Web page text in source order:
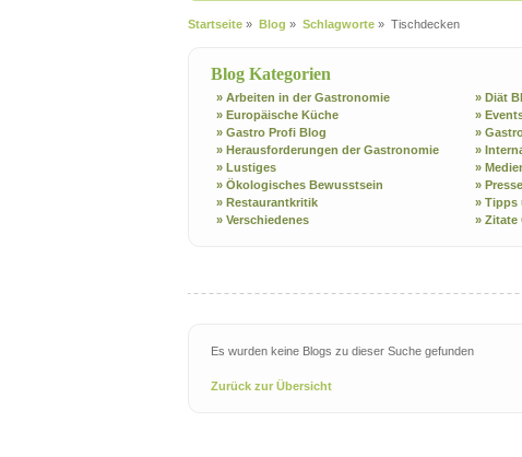
Startseite » Blog » Schlagworte » Tischdecken
Blog Kategorien
» Arbeiten in der Gastronomie » Diät
» Europäische Küche
»
» Gastro Profi Blog
»
» Herausforderungen der Gastronomie
»
» Lustiges
»
» Ökologisches Bewusstsein
»
» Restaurantkritik
» Tipps
» Verschiedenes
» Zitate
Es wurden keine Blogs zu dieser Suche gefunden
Zurück zur Übersicht